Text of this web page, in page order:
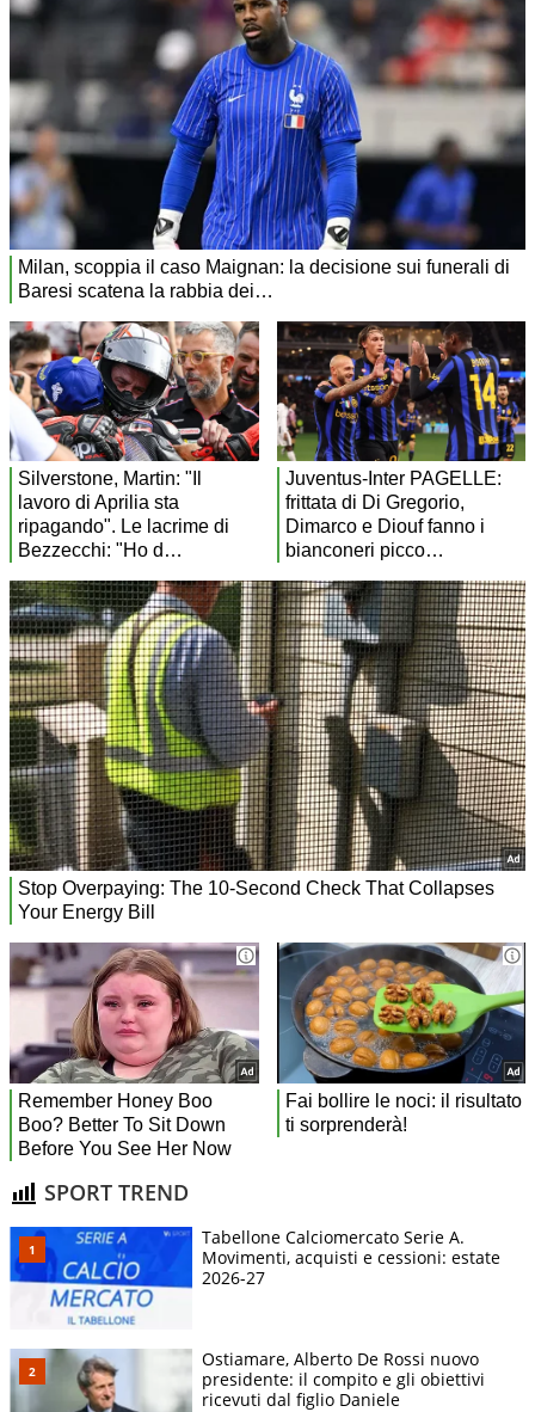
SPORT TREND
Tabellone Calciomercato Serie A.
Movimenti, acquisti e cessioni: estate
2026-27
Ostiamare, Alberto De Rossi nuovo
presidente: il compito e gli obiettivi
ricevuti dal figlio Daniele